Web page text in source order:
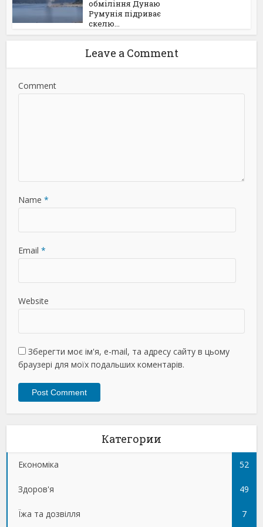
обміління Дунаю
Румунія підриває
скелю...
Leave a Comment
Comment
Name *
Email *
Website
Зберегти моє ім'я, e-mail, та адресу сайту в цьому
браузері для моїх подальших коментарів.
Категории
Економіка 52
Здоров'я 49
Їжа та дозвілля 7